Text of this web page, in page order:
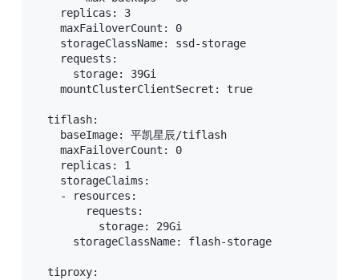
    replicas: 3
    maxFailoverCount: 0
    storageClassName: ssd-storage
    requests:
      storage: 39Gi
    mountClusterClientSecret: true
  tiflash:
    baseImage: 平凯星辰/tiflash
    maxFailoverCount: 0
    replicas: 1
    storageClaims:
    - resources:
        requests:
          storage: 29Gi
      storageClassName: flash-storage
  tiproxy: